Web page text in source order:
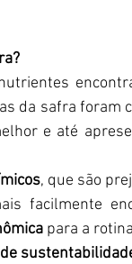
da safra foram
e até
, que são
facilmente
para a